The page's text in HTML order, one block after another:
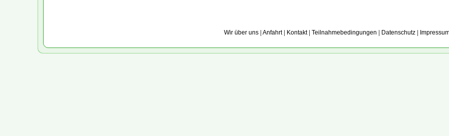
Wir über uns| Anfahrt| Kontakt| Teilnahmebedingungen Datenschutz|